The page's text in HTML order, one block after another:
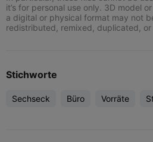
it’s for personal use only. 3D model
a digital or physical format may not
redistributed, remixed, duplicated, or
Stichworte
Sechseck Büro Vorräte